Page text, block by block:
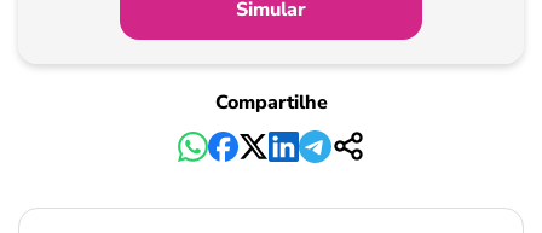
Simular
Compartilhe